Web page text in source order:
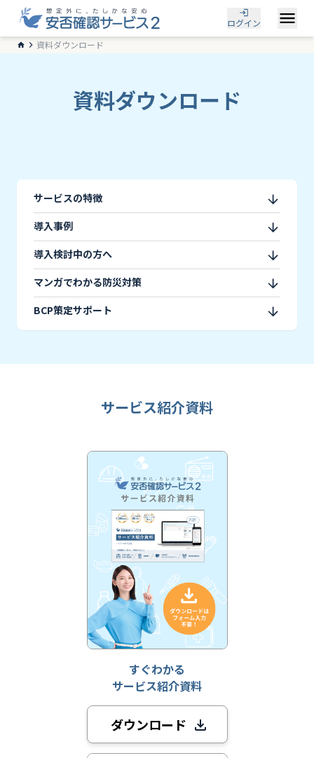
ログイン
資料ダウンロード
資料ダウンロード
サービスの特徴
導入事例
導入検討中の方へ
マンガでわかる防災対策
BCP策定サポート
サービス紹介資料
すぐわかる
サービス紹介資料
ダウンロード